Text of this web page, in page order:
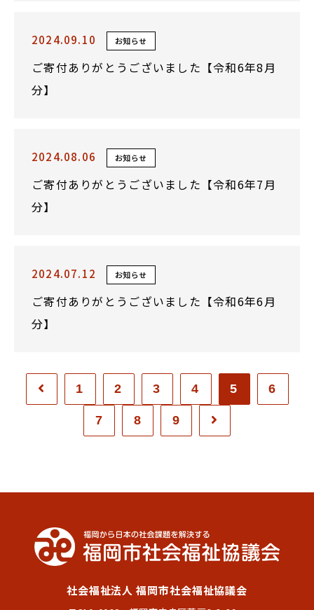
2024.09.10 お知らせ
ご寄付ありがとうございました【令和6年8月
分】
2024.08.06 お知らせ
ご寄付ありがとうございました【令和6年7月
分】
2024.07.12 お知らせ
ご寄付ありがとうございました【令和6年6月
分】
1 2 3 4 5 6
7 8 9
社会福祉法人 福岡市社会福祉協議会